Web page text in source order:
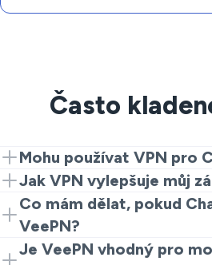
Často
Mohu používat VPN pro
Ano, můžete. Stačí připojit
serveru a přistupovat k
Jak VPN vylepšuje můj
VPN zabezpečuje vaše
používat ChatGPT na veřejné
Co mám dělat, pokud
VeePN?
Zkuste přepnout servery nebo
Je VeePN vhodný pro